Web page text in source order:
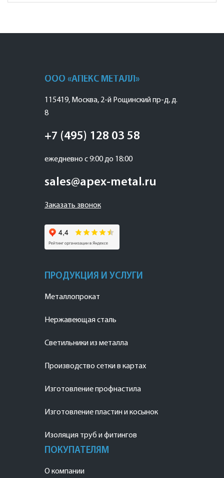
ООО «АПЕКС МЕТАЛЛ»
115419, Москва, 2-й Рощинский пр-д, д.
8
+7 (495) 128 03 58
ежедневно с 9:00 до 18:00
sales@apex-metal.ru
Заказать звонок
ПРОДУКЦИЯ И УСЛУГИ
Металлопрокат
Нержавеющая сталь
Светильники из металла
Производство сетки в картах
Изготовление профнастила
Изготовление пластин и косынок
Изоляция труб и фитингов
ПОКУПАТЕЛЯМ
О компании